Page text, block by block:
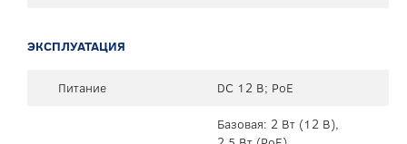
ЭКСПЛУАТАЦИЯ
Питание DC 12 В; PoE
Базовая: 2 Вт (12 В),